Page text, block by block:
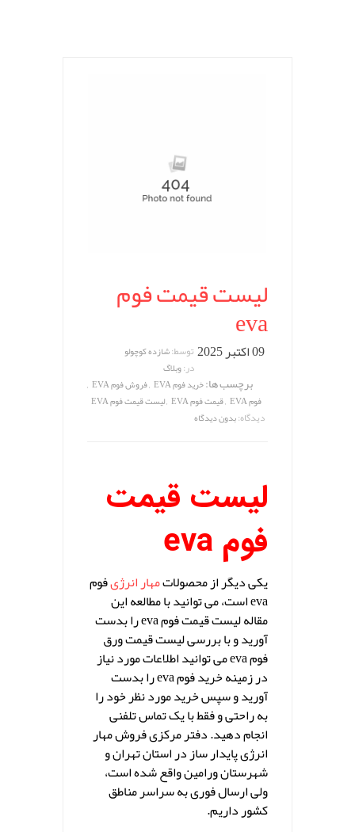
لیست قیمت فوم
eva
09 اکتبر 2025 توسط:شازده کوچولو
در:وبلاگ
برچسب ها:خرید فوم EVA ,فروش فوم EVA ,
فوم EVA ,قیمت فوم EVA ,لیست قیمت فوم EVA
دیدگاه:بدون دیدگاه
لیست قیمت
فوم eva
یکی دیگر از محصولاتمهار انرژیفوم
eva است، می توانید با مطالعه این
مقاله لیست قیمت فوم eva را بدست
آورید و با بررسی لیست قیمت ورق
فوم eva می توانید اطلاعات مورد نیاز
در زمینه خرید فوم eva را بدست
آورید و سپس خرید مورد نظر خود را
به راحتی و فقط با یک تماس تلفنی
انجام دهید. دفتر مرکزی فروش مهار
انرژی پایدار ساز در استان تهران و
شهرستان ورامین واقع شده است،
ولی ارسال فوری به سراسر مناطق
کشور داریم.